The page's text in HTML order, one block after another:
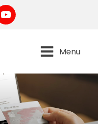
Menu